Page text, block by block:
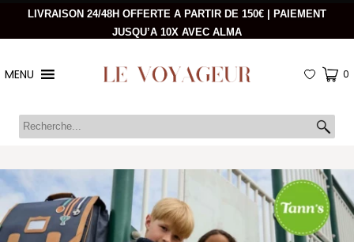
LIVRAISON 24/48H OFFERTE A PARTIR DE 150€ | PAIEMENT
JUSQU’A 10X AVEC ALMA
MENU 0